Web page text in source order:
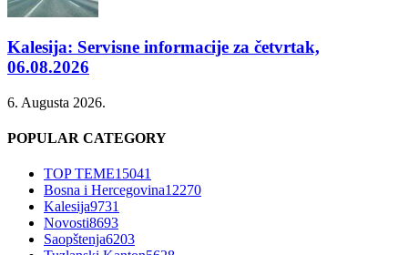
Kalesija: Servisne informacije za četvrtak,
06.08.2026
6. Augusta 2026.
POPULAR CATEGORY
TOP TEME15041
Bosna i Hercegovina12270
Kalesija9731
Novosti8693
Saopštenja6203